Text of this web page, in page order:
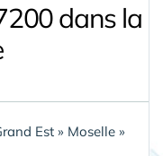
dans la
Est » Moselle »